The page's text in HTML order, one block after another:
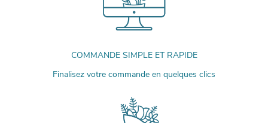
COMMANDE SIMPLE ET RAPIDE
Finalisez votre commande en quelques clics